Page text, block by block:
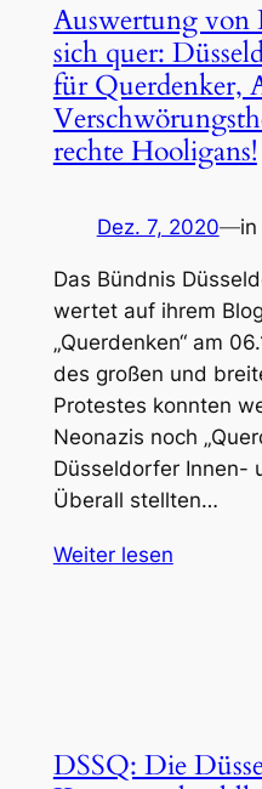
Auswertung von
sich quer:
für Querdenker,
rechte Hooligans!
Dez. 7, 2020—in
Das Bündnis
wertet auf ihrem
„Querdenken“ am
des großen und
Protestes konnten
Neonazis noch
Düsseldorfer Innen-
Überall stellten…
Weiter lesen
DSSQ: Die